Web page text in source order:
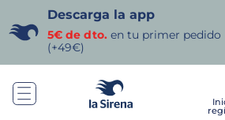
Descarga la app
5€ de dto. en tu primer pedido
(+49€)